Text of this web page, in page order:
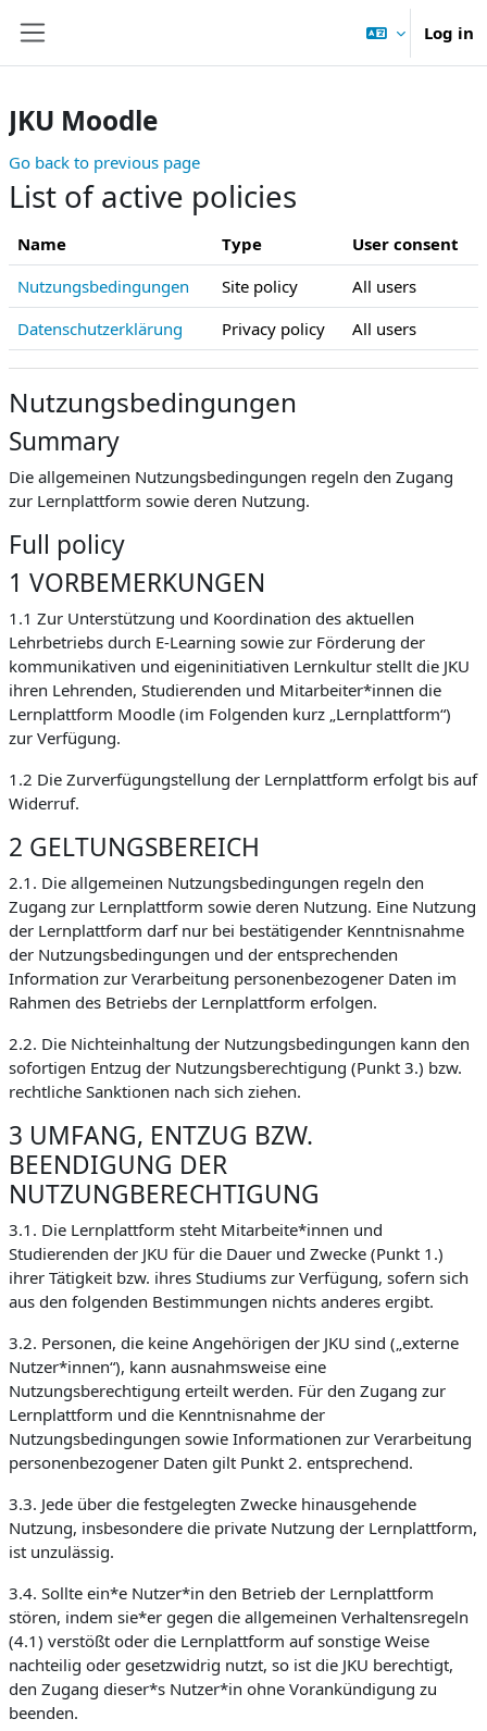
Log in
JKU Moodle
Go back to previous page
List of active policies
Name Type
User consent
Nutzungsbedingungen
Site policy
All users
Datenschutzerklärung
Privacy policy All users
Nutzungsbedingungen
Summary
Die allgemeinen Nutzungsbedingungen regeln den Zugang
zur Lernplattform sowie deren Nutzung.
Full policy
1 VORBEMERKUNGEN
1.1 Zur Unterstützung und Koordination des aktuellen
Lehrbetriebs durch E-Learning sowie zur Förderung der
kommunikativen und eigeninitiativen Lernkultur stellt die JKU
ihren Lehrenden, Studierenden und Mitarbeiter*innen die
Lernplattform Moodle (im Folgenden kurz „Lernplattform“)
zur Verfügung.
1.2 Die Zurverfügungstellung der Lernplattform erfolgt bis auf
Widerruf.
2 GELTUNGSBEREICH
2.1. Die allgemeinen Nutzungsbedingungen regeln den
Zugang zur Lernplattform sowie deren Nutzung. Eine Nutzung
der Lernplattform darf nur bei bestätigender Kenntnisnahme
der Nutzungsbedingungen und der entsprechenden
Information zur Verarbeitung personenbezogener Daten im
Rahmen des Betriebs der Lernplattform erfolgen.
2.2. Die Nichteinhaltung der Nutzungsbedingungen kann den
sofortigen Entzug der Nutzungsberechtigung (Punkt 3.) bzw.
rechtliche Sanktionen nach sich ziehen.
3 UMFANG, ENTZUG BZW.
BEENDIGUNG DER
NUTZUNGBERECHTIGUNG
3.1. Die Lernplattform steht Mitarbeite*innen und
Studierenden der JKU für die Dauer und Zwecke (Punkt 1.)
ihrer Tätigkeit bzw. ihres Studiums zur Verfügung, sofern sich
aus den folgenden Bestimmungen nichts anderes ergibt.
3.2. Personen, die keine Angehörigen der JKU sind („externe
Nutzer*innen“), kann ausnahmsweise eine
Nutzungsberechtigung erteilt werden. Für den Zugang zur
Lernplattform und die Kenntnisnahme der
Nutzungsbedingungen sowie Informationen zur Verarbeitung
personenbezogener Daten gilt Punkt 2. entsprechend.
3.3. Jede über die festgelegten Zwecke hinausgehende
Nutzung, insbesondere die private Nutzung der Lernplattform,
ist unzulässig.
3.4. Sollte ein*e Nutzer*in den Betrieb der Lernplattform
stören, indem sie*er gegen die allgemeinen Verhaltensregeln
(4.1) verstößt oder die Lernplattform auf sonstige Weise
nachteilig oder gesetzwidrig nutzt, so ist die JKU berechtigt,
den Zugang dieser*s Nutzer*in ohne Vorankündigung zu
beenden.